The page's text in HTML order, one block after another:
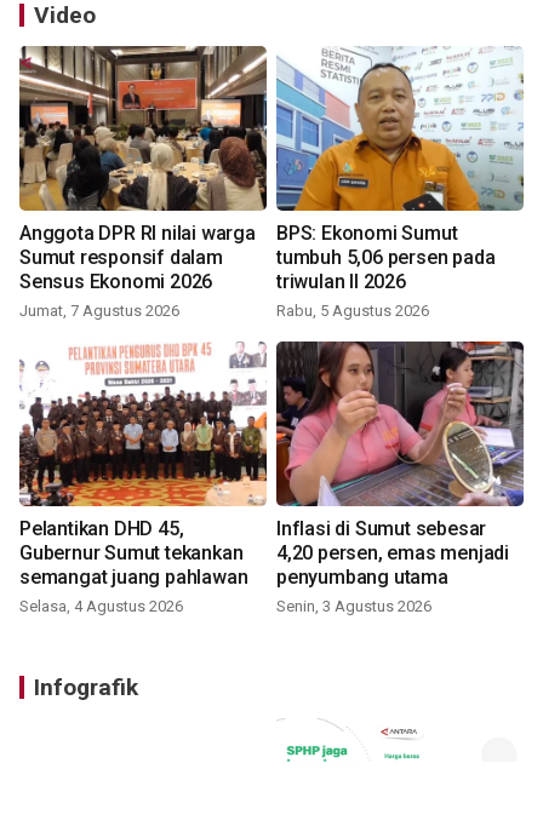
Video
Anggota DPR RI nilai warga
Sumut responsif dalam
Sensus Ekonomi 2026
Jumat, 7 Agustus 2026
BPS: Ekonomi Sumut
tumbuh 5,06 persen pada
triwulan II 2026
Rabu, 5 Agustus 2026
Pelantikan DHD 45,
Gubernur Sumut tekankan
semangat juang pahlawan
Selasa, 4 Agustus 2026
Inflasi di Sumut sebesar
4,20 persen, emas menjadi
penyumbang utama
Senin, 3 Agustus 2026
Infografik